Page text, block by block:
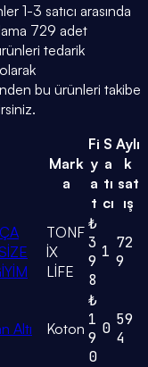
1-3 satıcı arasında
729 adet
tedarik
bu ürünleri takibe
Mark
a
Fi
y
a
t
S
a
tı
cı
Aylı
k
sat
ış
TONF
İX
LİFE
₺
3
9
8
1 72
9
Altı Koton
₺
1
9
0
0 59
4